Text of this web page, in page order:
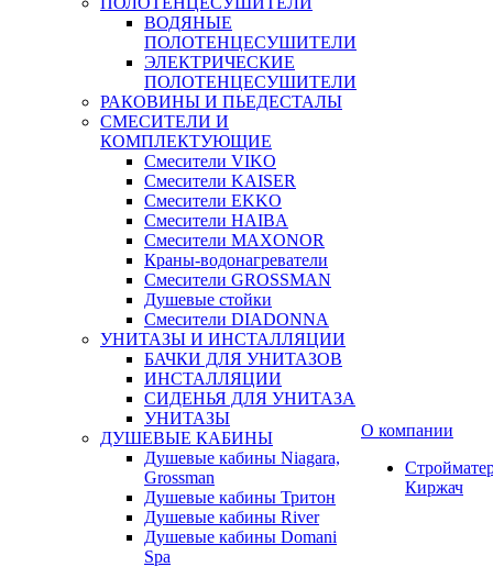
ВОДЯНЫЕ
ПОЛОТЕНЦЕСУШИТЕЛИ
ЭЛЕКТРИЧЕСКИЕ
ПОЛОТЕНЦЕСУШИТЕЛИ
РАКОВИНЫ И ПЬЕДЕСТАЛЫ
СМЕСИТЕЛИ И
КОМПЛЕКТУЮЩИЕ
Смесители VIKO
Смесители KAISER
Смесители EKKO
Смесители HAIBA
Смесители MAXONOR
Краны-водонагреватели
Смесители GROSSMAN
Душевые стойки
Смесители DIADONNA
УНИТАЗЫ И ИНСТАЛЛЯЦИИ
БАЧКИ ДЛЯ УНИТАЗОВ
ИНСТАЛЛЯЦИИ
СИДЕНЬЯ ДЛЯ УНИТАЗА
УНИТАЗЫ
ДУШЕВЫЕ КАБИНЫ
Душевые кабины Niagara,
Grossman
Душевые кабины Тритон
Душевые кабины River
Душевые кабины Domani
Spa
О компании
Киржач